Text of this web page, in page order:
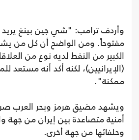
وأردف ترامب: "شي جين بينغ
مفتوحاً. ومن الواضح أن كل من
الكبير من النفط لديه نوع من
(الإيرانيين)، لكنه أكد أنه مستعد
ممكنة".
ويشهد مضيق هرمز وبحر العرب
أمنية متصاعدة بين إيران من جهة
وحلفائها من جهة أخرى.